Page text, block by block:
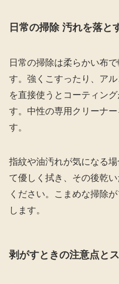
日常の掃除 汚れを落と
日常の掃除は柔らかい布
す。強くこすったり、ア
を直接使うとコーティン
す。中性の専用クリーナ
す。
指紋や油汚れが気になる
て優しく拭き、その後乾
ください。こまめな掃除
します。
剥がすときの注意点と